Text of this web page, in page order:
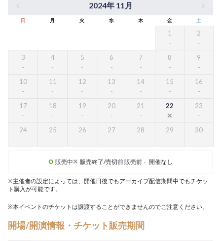
2024年 11月
日 月 火 水 木 金 土
1 2
3 4 5 6 7 8 9
10 11 12 13 14 15 16
17 18 19 20 21 22 23
24 25 26 27 28 29 30
販売中 販売終了/売切前販売前 - 開催なし
※主催者の設定によっては、開催日後でもアーカイブ配信期間中でもチケッ
ト購入が可能です。
※本イベントのチケットは譲渡することができませんのでご注意ください。
開場/開演情報・チケット販売期間